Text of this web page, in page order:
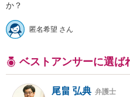
か？
匿名希望 さん
ベストアンサーに選ば
尾畠 弘典 弁護士